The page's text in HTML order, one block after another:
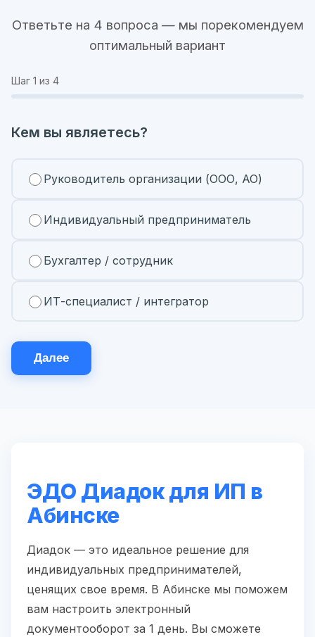
Ответьте на 4 вопроса — мы порекомендуем
оптимальный вариант
Шаг 1 из 4
Кем вы являетесь?
Руководитель организации (ООО, АО)
Индивидуальный предприниматель
Бухгалтер / сотрудник
ИТ-специалист / интегратор
Далее
ЭДО Диадок для ИП в
Абинске
Диадок — это идеальное решение для
индивидуальных предпринимателей,
ценящих свое время. В Абинске мы поможем
вам настроить электронный
документооборот за 1 день. Вы сможете